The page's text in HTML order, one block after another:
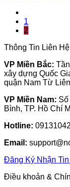
1
2
Thông Tin Liên Hệ
VP Miền Bắc:
xây dựng Quốc
quận Nam Từ
VP Miền Nam:
Bình, TP. Hồ Chí
Hotline:
Email:
Đăng Ký Nhận
Điều khoản &